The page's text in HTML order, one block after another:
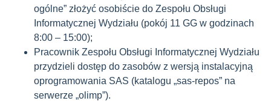
ogólne” złożyć osobiście do Zespołu Obsługi
Informatycznej Wydziału (pokój 11 GG w godzinach
8:00 – 15:00);
Pracownik Zespołu Obsługi Informatycznej Wydziału
przydzieli dostęp do zasobów z wersją instalacyjną
oprogramowania SAS (katalogu „sas-repos” na
serwerze „olimp”).